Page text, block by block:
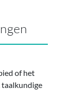
of het
taalkundige